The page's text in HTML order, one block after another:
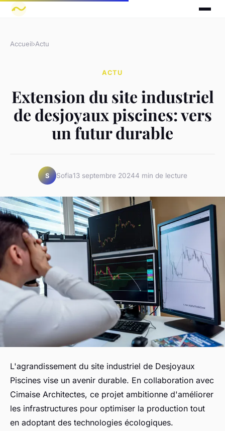
Accueil›Actu
ACTU
Extension du site industriel
de desjoyaux piscines: vers
un futur durable
S Sofia13 septembre 20244 min de lecture
L'agrandissement du site industriel de Desjoyaux
Piscines vise un avenir durable. En collaboration avec
Cimaise Architectes, ce projet ambitionne d'améliorer
les infrastructures pour optimiser la production tout
en adoptant des technologies écologiques.